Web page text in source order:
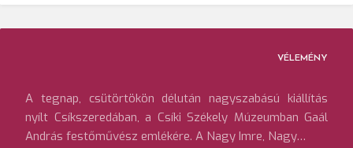
VÉLEMÉNY
A tegnap, csütörtökön délután nagyszabású kiállítás
nyílt Csíkszeredában, a Csíki Székely Múzeumban Gaál
András festőművész emlékére. A Nagy Imre, Nagy…